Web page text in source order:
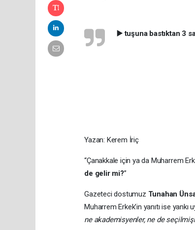
▶️ tuşuna bastıktan 3
Yazan: Kerem İriç
“Çanakkale için ya da Muharrem
de gelir mi?”
Gazeteci dostumuz Tunahan
Muharrem Erkek’in yanıtı ise yankı
ne akademisyenler, ne de